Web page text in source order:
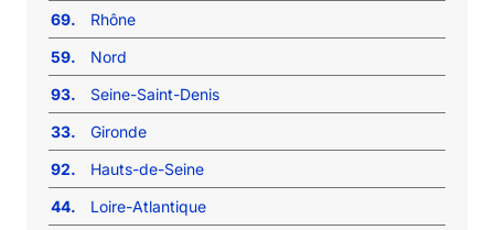
69.
Rhône
59.
Nord
93.
Seine-Saint-Denis
33.
Gironde
92.
Hauts-de-Seine
44.
Loire-Atlantique